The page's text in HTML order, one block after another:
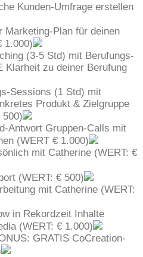
Kunden-Umfrage erstellen
Marketing-Plan für deinen
1.000)
(3-5 Std) mit Berufungs-
Klarheit zu deiner Berufung
Sessions (1 Std) mit
Produkt & Zielgruppe
Antwort Gruppen-Calls mit
(WERT € 1.000)
mit Catherine (WERT: €
(WERT: € 500)
mit Catherine (WERT:
in Rekordzeit Inhalte
(WERT: € 1.000)
GRATIS CoCreation-